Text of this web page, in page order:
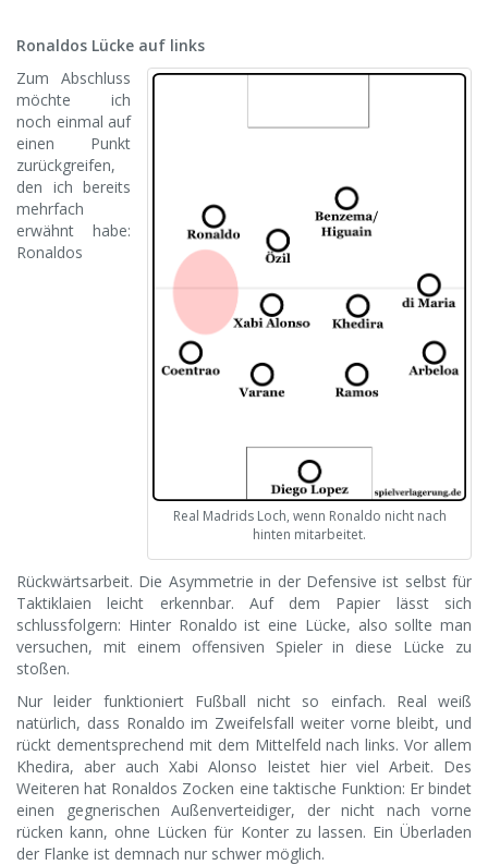
Ronaldos Lücke auf links
Real Madrids Loch, wenn Ronaldo nicht nach
hinten mitarbeitet.
Zum Abschluss
möchte ich
noch einmal auf
einen Punkt
zurückgreifen,
den ich bereits
mehrfach
erwähnt habe:
Ronaldos
Rückwärtsarbeit. Die Asymmetrie in der Defensive ist selbst für
Taktiklaien leicht erkennbar. Auf dem Papier lässt sich
schlussfolgern: Hinter Ronaldo ist eine Lücke, also sollte man
versuchen, mit einem offensiven Spieler in diese Lücke zu
stoßen.
Nur leider funktioniert Fußball nicht so einfach. Real weiß
natürlich, dass Ronaldo im Zweifelsfall weiter vorne bleibt, und
rückt dementsprechend mit dem Mittelfeld nach links. Vor allem
Khedira, aber auch Xabi Alonso leistet hier viel Arbeit. Des
Weiteren hat Ronaldos Zocken eine taktische Funktion: Er bindet
einen gegnerischen Außenverteidiger, der nicht nach vorne
rücken kann, ohne Lücken für Konter zu lassen. Ein Überladen
der Flanke ist demnach nur schwer möglich.